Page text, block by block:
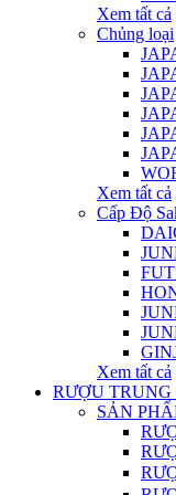
Xem tất cả
Chủng loại
Xem tất cả
Cấp Độ
Xem tất cả
RƯỢU TRUNG
SẢN